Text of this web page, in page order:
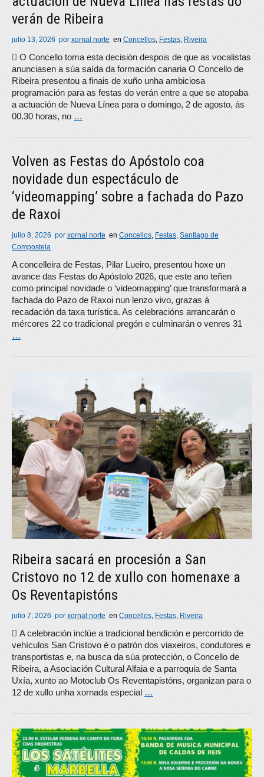
verán de Ribeira
julio 13, 2026 por xornal norte en Concellos, Festas, Riveira
 O Concello toma esta decisión despois de que as vocalistas
anunciasen a súa saída da formación canaria O Concello de
Ribeira presentou a finais de xuño unha ambiciosa
programación para as festas do verán entre a que se atopaba
a actuación de Nueva Línea para o domingo, 2 de agosto, ás
00.30 horas, no …
Volven as Festas do Apóstolo coa
novidade dun espectáculo de
‘videomapping’ sobre a fachada do Pazo
de Raxoi
julio 8, 2026 por xornal norte en Concellos, Festas, Santiago de
Compostela
A concelleira de Festas, Pilar Lueiro, presentou hoxe un
avance das Festas do Apóstolo 2026, que este ano teñen
como principal novidade o ‘videomapping’ que transformará a
fachada do Pazo de Raxoi nun lenzo vivo, grazas á
recadación da taxa turística. As celebracións arrancarán o
mércores 22 co tradicional pregón e culminarán o venres 31
…
Ribeira sacará en procesión a San
Cristovo no 12 de xullo con homenaxe a
Os Reventapistóns
julio 7, 2026 por xornal norte en Concellos Festas Riveira
 A celebración inclúe a tradicional bendición e percorrido de
vehículos San Cristovo é o patrón dos viaxeiros, condutores e
transportistas e, na busca da súa protección, o Concello de
Ribeira, a Asociación Cultural Alfaia e a parroquia de Santa
Uxía, xunto ao Motoclub Os Reventapistóns, organizan para o
12 de xullo unha xornada especial …